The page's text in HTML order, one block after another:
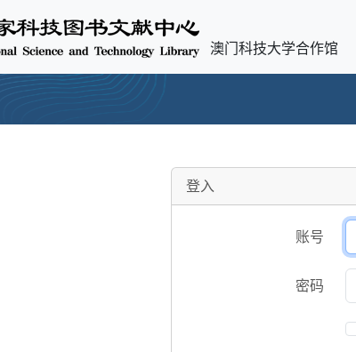
澳门科技大学合作馆
登入
账号
密码